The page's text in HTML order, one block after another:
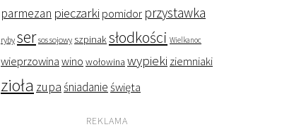
parmezan pieczarki pomidor przystawka
ryby ser sos sojowy szpinaksłodkości Wielkanoc
wieprzowina wino wołowina wypieki ziemniaki
zioła zupaśniadanieświęta
REKLAMA